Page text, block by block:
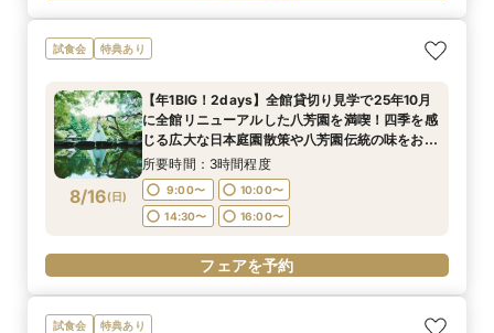
試食会 特典あり
8/16(日)
【年1BIG！2days】全館貸切り見学で25年10月
に全館リニューアルした八芳園を満喫！四季を感
じる広大な日本庭園散策や八芳園伝統の味をお楽
しみいただける特別試食会付お悩み相談フェア
所要時間：3時間程度
9:00〜
10:00〜
14:30〜
16:00〜
フェアを予約
試食会 特典あり